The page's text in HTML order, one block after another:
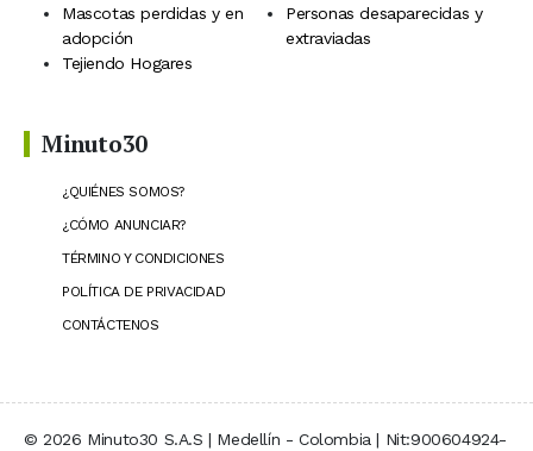
Mascotas perdidas y en
adopción
Personas desaparecidas y
extraviadas
Tejiendo Hogares
Minuto30
¿QUIÉNES SOMOS?
¿CÓMO ANUNCIAR?
TÉRMINO Y CONDICIONES
POLÍTICA DE PRIVACIDAD
CONTÁCTENOS
© 2026 Minuto30 S.A.S | Medellín - Colombia | Nit:900604924-